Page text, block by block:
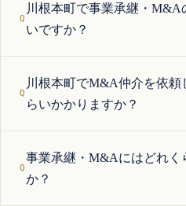
川根本町で事業承継・
いですか？
川根本町でM&A仲介を依頼
らいかかりますか？
事業承継・M&Aにはどれく
か？